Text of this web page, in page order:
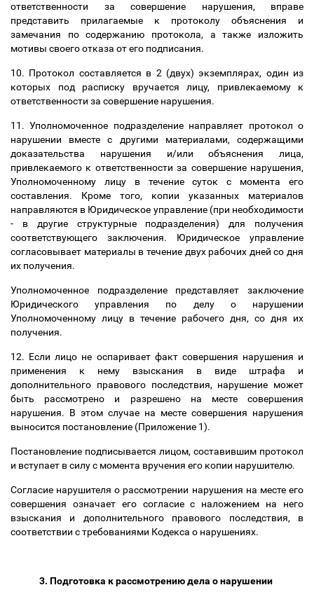
ответственности за совершение нарушения, вправе
представить прилагаемые к протоколу объяснения и
замечания по содержанию протокола, а также изложить
мотивы своего отказа от его подписания.
10. Протокол составляется в 2 (двух) экземплярах, один из
которых под расписку вручается лицу, привлекаемому к
ответственности за совершение нарушения.
11. Уполномоченное подразделение направляет протокол о
нарушении вместе с другими материалами, содержащими
доказательства нарушения и/или объяснения лица,
привлекаемого к ответственности за совершение нарушения,
Уполномоченному лицу в течение суток с момента его
составления. Кроме того, копии указанных материалов
направляются в Юридическое управление (при необходимости
- в другие структурные подразделения) для получения
соответствующего заключения. Юридическое управление
согласовывает материалы в течение двух рабочих дней со дня
их получения.
Уполномоченное подразделение представляет заключение
Юридического управления по делу о нарушении
Уполномоченному лицу в течение рабочего дня, со дня их
получения.
12. Если лицо не оспаривает факт совершения нарушения и
применения к нему взыскания в виде штрафа и
дополнительного правового последствия, нарушение может
быть рассмотрено и разрешено на месте совершения
нарушения. В этом случае на месте совершения нарушения
выносится постановление (Приложение 1).
Постановление подписывается лицом, составившим протокол
и вступает в силу с момента вручения его копии нарушителю.
Согласие нарушителя о рассмотрении нарушения на месте его
совершения означает его согласие с наложением на него
взыскания и дополнительного правового последствия, в
соответствии с требованиями Кодекса о нарушениях.
3. Подготовка к рассмотрению дела о нарушении